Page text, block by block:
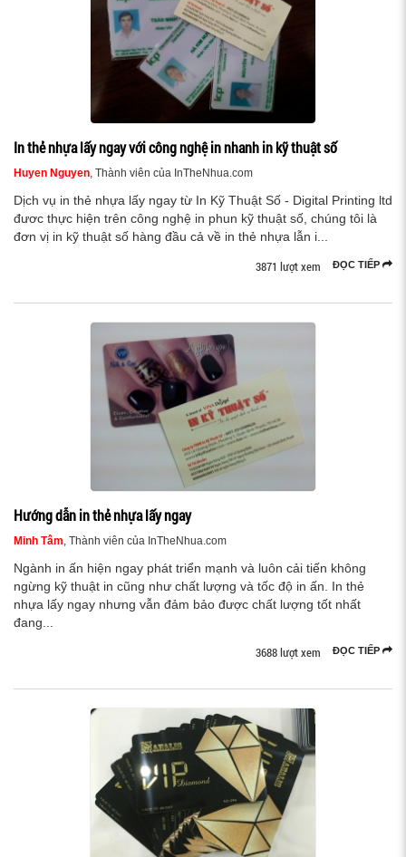
In thẻ nhựa lấy ngay với công nghệ in nhanh in kỹ thuật số
Huyen Nguyen, Thành viên của InTheNhua.com
Dịch vụ in thẻ nhựa lấy ngay từ In Kỹ Thuật Số - Digital Printing ltd
đươc thực hiện trên công nghệ in phun kỹ thuật số, chúng tôi là
đơn vị in kỹ thuật số hàng đầu cả về in thẻ nhựa lẫn i...
ĐỌC TIẾP
3871 lượt xem
Hướng dẫn in thẻ nhựa lấy ngay
Minh Tâm, Thành viên của InTheNhua.com
Ngành in ấn hiện ngay phát triển mạnh và luôn cải tiến không
ngừng kỹ thuật in cũng như chất lượng và tốc độ in ấn. In thẻ
nhựa lấy ngay nhưng vẫn đảm bảo được chất lượng tốt nhất
đang...
ĐỌC TIẾP
3688 lượt xem